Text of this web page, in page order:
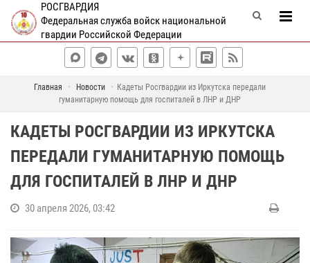
РОСГВАРДИЯ
Федеральная служба войск национальной
гвардии Российской Федерации
Главная Новости
Кадеты Росгвардии из Иркутска передали
гуманитарную помощь для госпиталей в ЛНР и ДНР
КАДЕТЫ РОСГВАРДИИ ИЗ ИРКУТСКА
ПЕРЕДАЛИ ГУМАНИТАРНУЮ ПОМОЩЬ
ДЛЯ ГОСПИТАЛЕЙ В ЛНР И ДНР
30 апреля 2026, 03:42